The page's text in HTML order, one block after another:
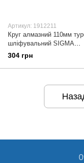
Артикул: 1912211
Круг алмазний 110мм
шліфувальний SIGMA
(1912211)
304 грн